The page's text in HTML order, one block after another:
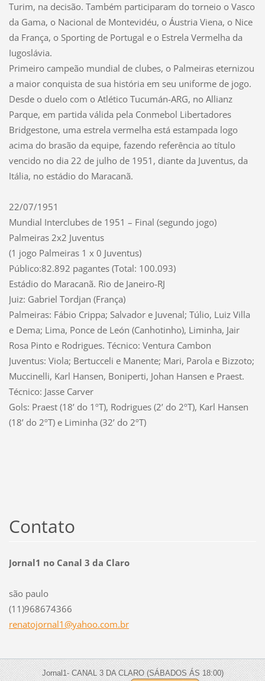
Turim, na decisão. Também participaram do torneio o Vasco
da Gama, o Nacional de Montevidéu, o Áustria Viena, o Nice
da França, o Sporting de Portugal e o Estrela Vermelha da
Iugoslávia.
Primeiro campeão mundial de clubes, o Palmeiras eternizou
a maior conquista de sua história em seu uniforme de jogo.
Desde o duelo com o Atlético Tucumán-ARG, no Allianz
Parque, em partida válida pela Conmebol Libertadores
Bridgestone, uma estrela vermelha está estampada logo
acima do brasão da equipe, fazendo referência ao título
vencido no dia 22 de julho de 1951, diante da Juventus, da
Itália, no estádio do Maracanã.
22/07/1951
Mundial Interclubes de 1951 – Final (segundo jogo)
Palmeiras 2x2 Juventus
(1 jogo Palmeiras 1 x 0 Juventus)
Público:82.892 pagantes (Total: 100.093)
Estádio do Maracanã. Rio de Janeiro-RJ
Juiz: Gabriel Tordjan (França)
Palmeiras: Fábio Crippa; Salvador e Juvenal; Túlio, Luiz Villa
e Dema; Lima, Ponce de León (Canhotinho), Liminha, Jair
Rosa Pinto e Rodrigues. Técnico: Ventura Cambon
Juventus: Viola; Bertucceli e Manente; Mari, Parola e Bizzoto;
Muccinelli, Karl Hansen, Boniperti, Johan Hansen e Praest.
Técnico: Jasse Carver
Gols: Praest (18’ do 1ºT), Rodrigues (2’ do 2ºT), Karl Hansen
(18’ do 2ºT) e Liminha (32’ do 2ºT)
Contato
Jornal1 no Canal 3 da Claro
são paulo
(11)968674366
renatojornal1@yahoo.com.br
Jornal1- CANAL 3 DA CLARO (SÁBADOS ÁS 18:00)